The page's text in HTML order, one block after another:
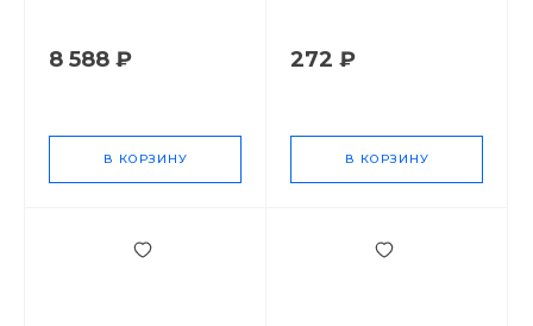
8 588 ₽
В КОРЗИНУ
272 ₽
В КОРЗИНУ